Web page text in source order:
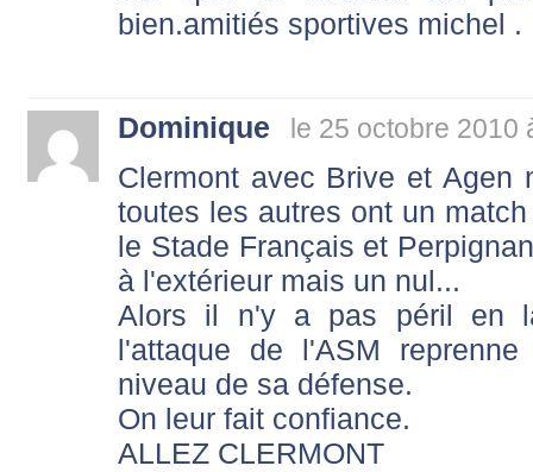
bien.amitiés sportives michel .
Dominique le 25 octobre 2010
Clermont avec Brive et
toutes les autres ont un
le Stade Français et
à l'extérieur mais un nul...
Alors il n'y a pas péril en
l'attaque de l'ASM
niveau de sa défense.
On leur fait confiance.
ALLEZ CLERMONT